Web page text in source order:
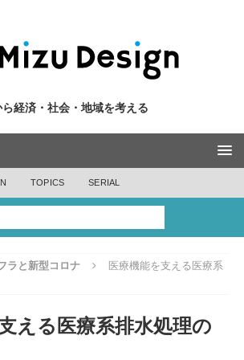
経済・社会・地域を考える
TOPICS SERIAL
ラと新型コロナ
医療機能を支える医療系
える医療系排水処理の